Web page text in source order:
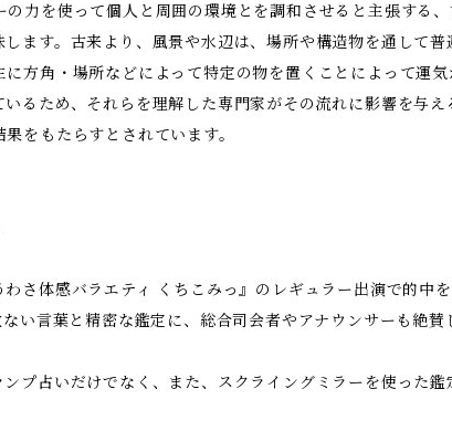
力を使って個人と周囲の環境とを調和させると主張する
ます。古来より、風景や水辺は、場所や構造物を通して普
方角・場所などによって特定の物を置くことによって運
るため、それらを理解した専門家がその流れに影響を与
をもたらすとされています。
さ体感バラエティ くちこみっ』のレギュラー出演で的中を
い言葉と精密な鑑定に、総合司会者やアナウンサーも絶賛
プ占いだけでなく、また、スクライングミラーを使った鑑